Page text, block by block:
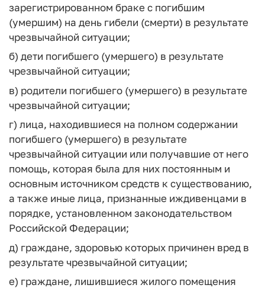
зарегистрированном браке с погибшим
(умершим) на день гибели (смерти) в результате
чрезвычайной ситуации;
б) дети погибшего (умершего) в результате
чрезвычайной ситуации;
в) родители погибшего (умершего) в результате
чрезвычайной ситуации;
г) лица, находившиеся на полном содержании
погибшего (умершего) в результате
чрезвычайной ситуации или получавшие от него
помощь, которая была для них постоянным и
основным источником средств к существованию,
а также иные лица, признанные иждивенцами в
порядке, установленном законодательством
Российской Федерации;
д) граждане, здоровью которых причинен вред в
результате чрезвычайной ситуации;
е) граждане, лишившиеся жилого помещения